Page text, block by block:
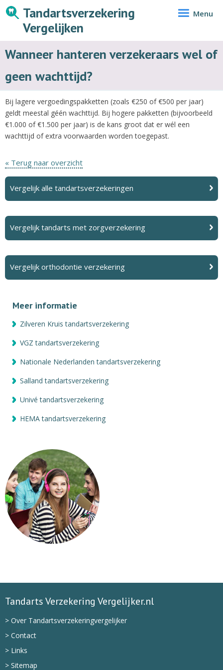
Tandartsverzekering
Vergelijken
Menu
Wanneer hanteren verzekeraars wel of
geen wachttijd?
Bij lagere vergoedingspakketten (zoals €250 of €500 per jaar)
geldt meestal géén wachttijd. Bij hogere pakketten (bijvoorbeeld
€1.000 of €1.500 per jaar) is de kans groot dat er wél een
wachttijd of extra voorwaarden worden toegepast.
« Terug naar overzicht
Vergelijk alle tandartsverzekeringen
Vergelijk tandarts met zorgverzekering
Vergelijk orthodontie verzekering
Meer informatie
Zilveren Kruis tandartsverzekering
VGZ tandartsverzekering
Nationale Nederlanden tandartsverzekering
Salland tandartsverzekering
Univé tandartsverzekering
HEMA tandartsverzekering
Tandarts Verzekering Vergelijker.nl
> Over Tandartsverzekeringvergelijker
> Contact
> Links
> Sitemap